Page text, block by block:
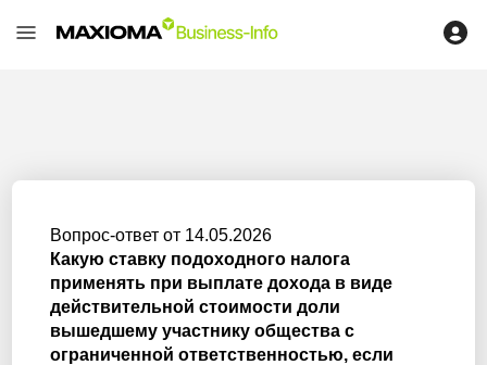
Вопрос-ответ от 14.05.2026
Какую ставку подоходного налога
применять при выплате дохода в виде
действительной стоимости доли
вышедшему участнику общества с
ограниченной ответственностью, если